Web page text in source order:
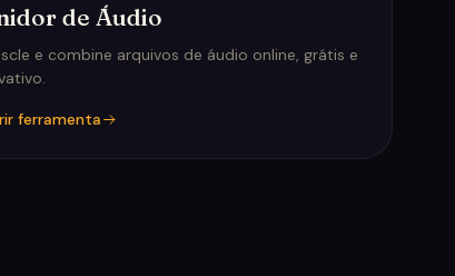
de Áudio
e combine arquivos de áudio online, grátis e
ferramenta